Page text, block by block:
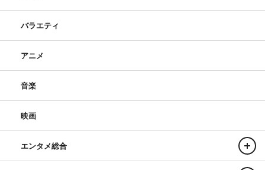
バラエティ
アニメ
音楽
映画
エンタメ総合